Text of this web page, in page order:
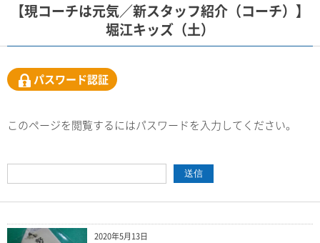
【現コーチは元気／新スタッフ紹介（コーチ）】
堀江キッズ（土）
パスワード認証
このページを閲覧するにはパスワードを入力してください。
2020年5月13日